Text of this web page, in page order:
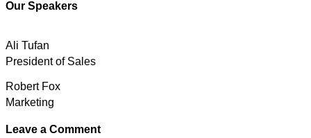
Our Speakers
Ali Tufan
President of Sales
Robert Fox
Marketing
Leave a Comment